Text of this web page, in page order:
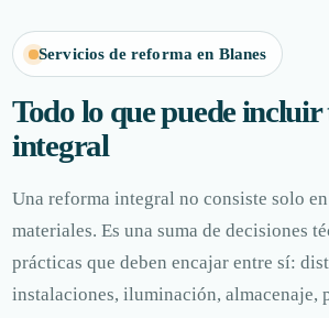
Servicios de reforma en Blanes
Todo lo que puede
integral
Una reforma integral no consiste solo
materiales. Es una suma de decisiones
prácticas que deben encajar entre sí:
instalaciones, iluminación, almacenaje,